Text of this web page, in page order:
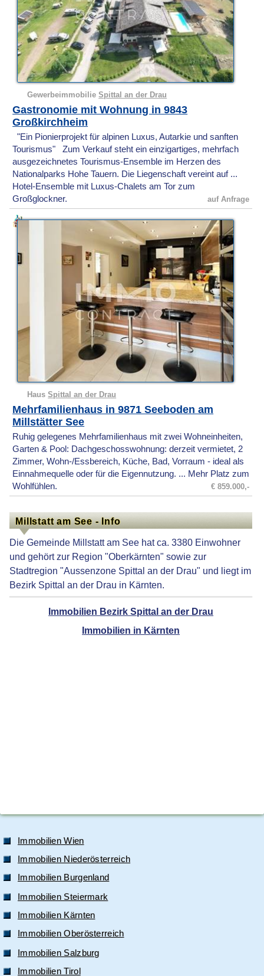
GewerbeimmobilieSpittal an der Drau
Gastronomie mit Wohnung in 9843
Großkirchheim
"Ein Pionierprojekt für alpinen Luxus, Autarkie und sanften
Tourismus" Zum Verkauf steht ein einzigartiges, mehrfach
ausgezeichnetes Tourismus-Ensemble im Herzen des
Nationalparks Hohe Tauern. Die Liegenschaft vereint auf ...
Hotel-Ensemble mit Luxus-Chalets am Tor zum
Großglockner.
auf Anfrage
HausSpittal an der Drau
Mehrfamilienhaus in 9871 Seeboden am
Millstätter See
Ruhig gelegenes Mehrfamilienhaus mit zwei Wohneinheiten,
Garten & Pool: Dachgeschosswohnung: derzeit vermietet, 2
Zimmer, Wohn-/Essbereich, Küche, Bad, Vorraum - ideal als
Einnahmequelle oder für die Eigennutzung. ... Mehr Platz zum
Wohlfühlen.
€ 859.000,-
Millstatt am See - Info
Die Gemeinde Millstatt am See hat ca. 3380 Einwohner
und gehört zur Region "Oberkärnten" sowie zur
Stadtregion "Aussenzone Spittal an der Drau" und liegt im
Bezirk Spittal an der Drau in Kärnten.
Immobilien Bezirk Spittal an der Drau
Immobilien in Kärnten
Immobilien Wien
Immobilien Niederösterreich
Immobilien Burgenland
Immobilien Steiermark
Immobilien Kärnten
Immobilien Oberösterreich
Immobilien Salzburg
Immobilien Tirol